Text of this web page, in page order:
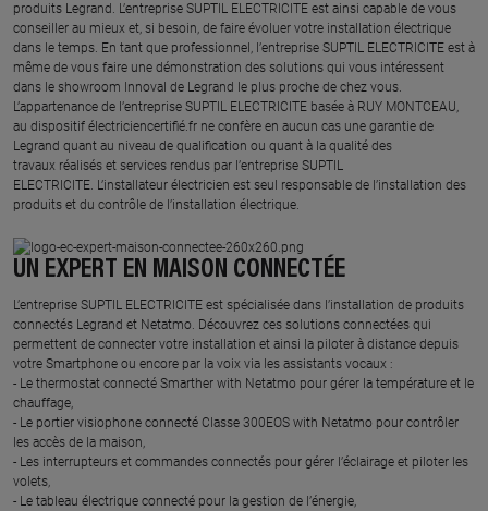
produits Legrand. L’entreprise SUPTIL ELECTRICITE est ainsi capable de vous
conseiller au mieux et, si besoin, de faire évoluer votre installation électrique
dans le temps. En tant que professionnel, l’entreprise SUPTIL ELECTRICITE est à
même de vous faire une démonstration des solutions qui vous intéressent
dans le showroom Innoval de Legrand le plus proche de chez vous.​
L’appartenance de l’entreprise SUPTIL ELECTRICITE basée à RUY MONTCEAU,
au dispositif électriciencertifié.fr ne confère en aucun cas une garantie de
Legrand quant au niveau de qualification ou quant à la qualité des
travaux réalisés et services rendus par l’entreprise SUPTIL
ELECTRICITE. L’installateur électricien est seul responsable de l’installation des
produits et du contrôle de l’installation électrique.
UN EXPERT EN MAISON CONNECTÉE
L’entreprise SUPTIL ELECTRICITE est spécialisée dans l’installation de produits
connectés Legrand et Netatmo. Découvrez ces solutions connectées qui
permettent de connecter votre installation et ainsi la piloter à distance depuis
votre Smartphone ou encore par la voix via les assistants vocaux :
- Le thermostat connecté Smarther with Netatmo pour gérer la température et le
chauffage,
- Le portier visiophone connecté Classe 300EOS with Netatmo pour contrôler
les accès de la maison,
- Les interrupteurs et commandes connectés pour gérer l’éclairage et piloter les
volets,
- Le tableau électrique connecté pour la gestion de l’énergie,